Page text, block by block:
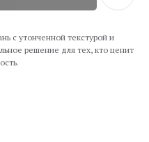
с утонченной текстурой и
решение для тех, кто ценит